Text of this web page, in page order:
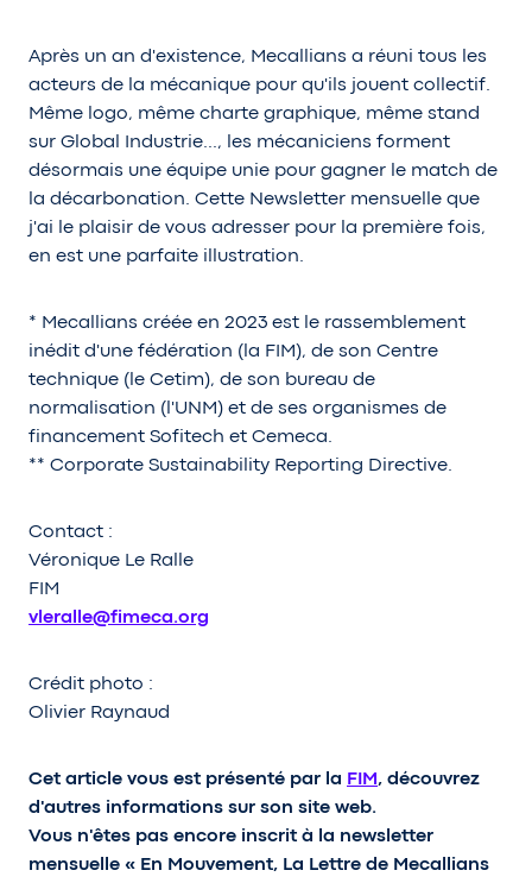
Après un an d'existence, Mecallians a réuni tous les
acteurs de la mécanique pour qu'ils jouent collectif.
Même logo, même charte graphique, même stand
sur Global Industrie…, les mécaniciens forment
désormais une équipe unie pour gagner le match de
la décarbonation. Cette Newsletter mensuelle que
j'ai le plaisir de vous adresser pour la première fois,
en est une parfaite illustration.
* Mecallians créée en 2023 est le rassemblement
inédit d'une fédération (la FIM), de son Centre
technique (le Cetim), de son bureau de
normalisation (l'UNM) et de ses organismes de
financement Sofitech et Cemeca.
** Corporate Sustainability Reporting Directive.
Contact :
Véronique Le Ralle
FIM
vleralle@fimeca.org
Crédit photo :
Olivier Raynaud
Cet article vous est présenté par la FIM , découvrez
d'autres informations sur son site web.
Vous n'êtes pas encore inscrit à la newsletter
mensuelle « En Mouvement, La Lettre de Mecallians